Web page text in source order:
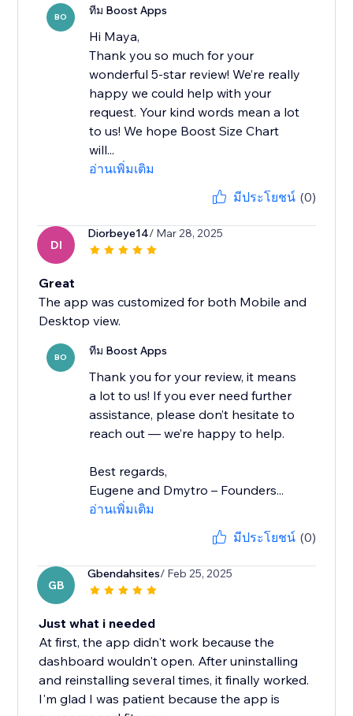
BO ทีม Boost Apps
Hi Maya,
Thank you so much for your
wonderful 5-star review! We’re really
happy we could help with your
request. Your kind words mean a lot
to us! We hope Boost Size Chart
will...
อ่านเพิ่มเติม
มีประโยชน์ (0)
DI
Diorbeye14/ Mar 28, 2025
Great
The app was customized for both Mobile and
Desktop view.
BO ทีม Boost Apps
Thank you for your review, it means
a lot to us! If you ever need further
assistance, please don’t hesitate to
reach out — we’re happy to help.
Best regards,
Eugene and Dmytro – Founders...
อ่านเพิ่มเติม
มีประโยชน์ (0)
GB
Gbendahsites/ Feb 25, 2025
Just what i needed
At first, the app didn't work because the
dashboard wouldn't open. After uninstalling
and reinstalling several times, it finally worked.
I'm glad I was patient because the app is